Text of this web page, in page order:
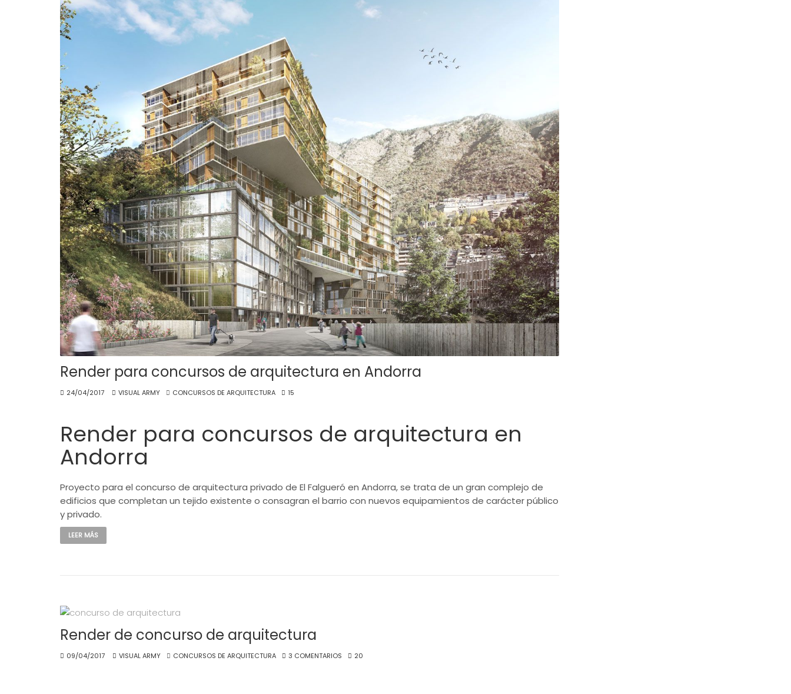
Render para concursos de arquitectura en Andorra
24/04/2017 VISUAL ARMY CONCURSOS DE ARQUITECTURA 15
Render para concursos de arquitectura en
Andorra
Proyecto para el concurso de arquitectura privado de El Falgueró en Andorra, se trata de un gran complejo de
edificios que completan un tejido existente o consagran el barrio con nuevos equipamientos de carácter público
y privado.
LEER MÁS
Render de concurso de arquitectura
09/04/2017 VISUAL ARMY CONCURSOS DE ARQUITECTURA 3 COMENTARIOS 20